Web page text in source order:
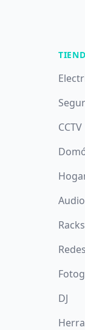
CCTV
Racks
Redes
DJ